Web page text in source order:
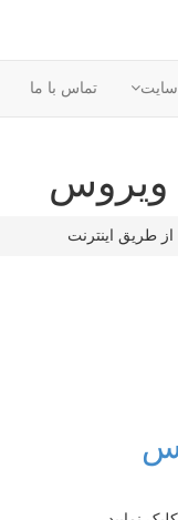
تماس با ما
ویروس
از طریق اینترنت